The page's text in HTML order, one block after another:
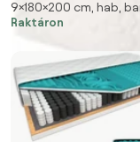
matrac világos ekrü
9×180×200 cm, hab,
Raktáron